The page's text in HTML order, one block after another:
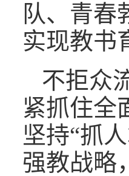
队、青春
实现教书
不拒众
紧抓住全
坚持“抓
强教战略